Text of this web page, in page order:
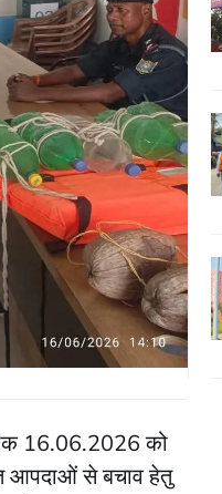
16.06.2026 को
आपदाओं से बचाव हेतु